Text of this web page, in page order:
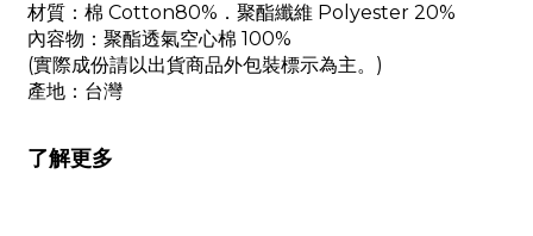
材質：棉 Cotton80%．聚酯纖維 Polyester 20%
內容物：聚酯透氣空心棉 100%
(實際成份請以出貨商品外包裝標示為主。)
產地：台灣
了解更多